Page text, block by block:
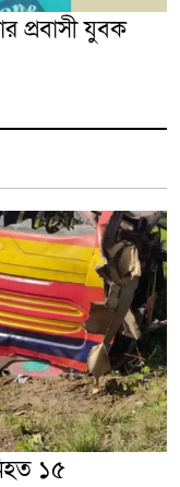
প্রবাসী যুবক
১৫